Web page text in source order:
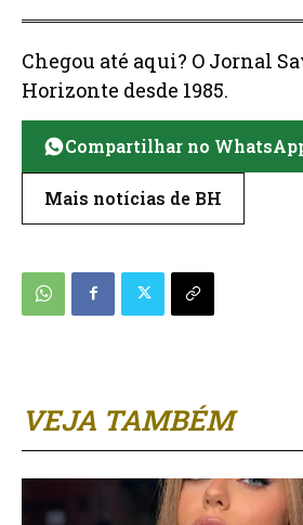
VEJA TAMBÉM
Chegou até aqui? O Jornal
Horizonte desde 1985.
Compartilhar no
Mais notícias de BH